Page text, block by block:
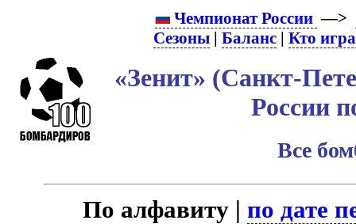
Чемпионат России —>
Сезоны |Баланс |Кто
«Зенит» (Санкт-
России
Все
По алфавиту |по дате